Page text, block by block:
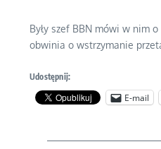
Były szef BBN mówi w nim
obwinia o wstrzymanie
Udostępnij:
E-mail